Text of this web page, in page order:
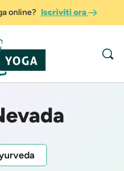
online? Iscriviti ora